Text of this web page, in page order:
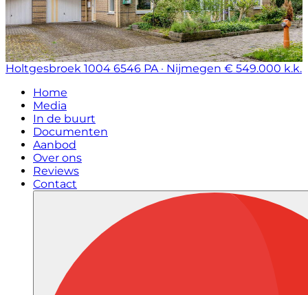
Holtgesbroek 1004 6546 PA · Nijmegen € 549.000 k.k.
Home
Media
In de buurt
Documenten
Aanbod
Over ons
Reviews
Contact